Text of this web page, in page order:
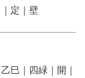
｜定｜壁
乙巳｜四緑｜開｜